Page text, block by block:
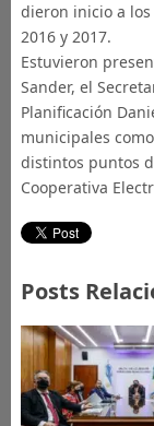
dieron inicio a
2016 y 2017.
Estuvieron
Sander, el
Planificación
municipales
distintos puntos
Cooperativa
Posts